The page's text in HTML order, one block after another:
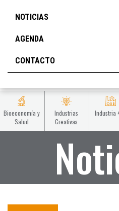
NOTICIAS
AGENDA
CONTACTO
Bioeconomía y
Salud
Industrias
Creativas
Industria